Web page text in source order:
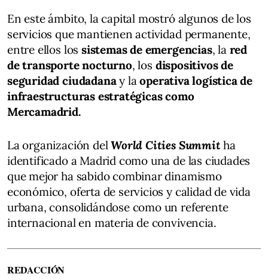
En este ámbito, la capital mostró algunos de los
servicios que mantienen actividad permanente,
entre ellos los sistemas de emergencias, la red
de transporte nocturno, los dispositivos de
seguridad ciudadanay laoperativa logística de
infraestructuras estratégicas como
Mercamadrid.
La organización delWorld Cities Summitha
identificado a Madrid como una de las ciudades
que mejor ha sabido combinar dinamismo
económico, oferta de servicios y calidad de vida
urbana, consolidándose como un referente
internacional en materia de convivencia.
REDACCIÓN